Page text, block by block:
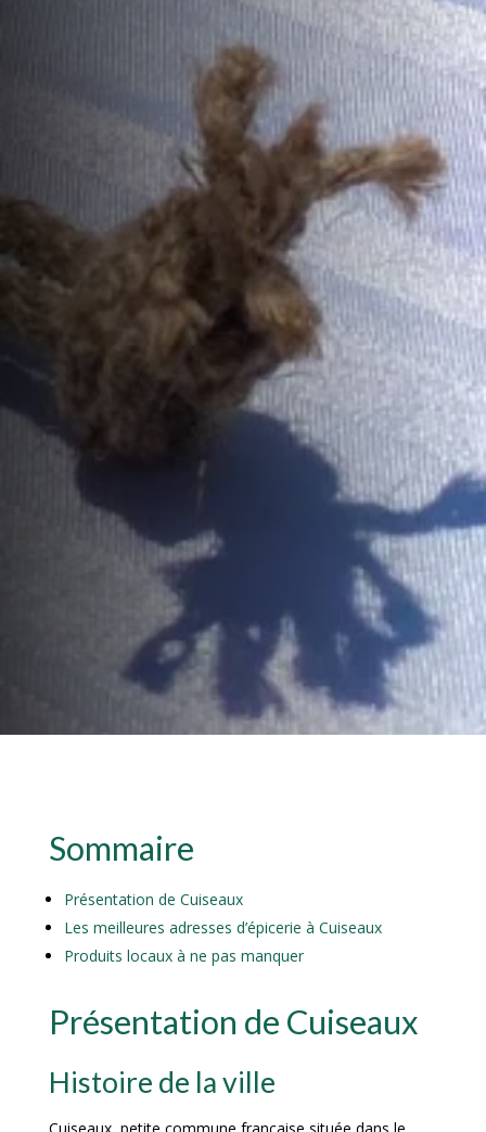
Sommaire
Présentation de Cuiseaux
Les meilleures adresses d’épicerie à Cuiseaux
Produits locaux à ne pas manquer
Présentation de Cuiseaux
Histoire de la ville